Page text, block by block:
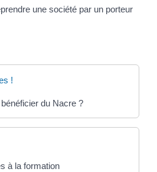
une société par un porteur
!
du Nacre ?
à la formation